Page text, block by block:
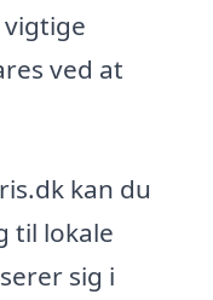
ved at
kan du
til lokale
sig i